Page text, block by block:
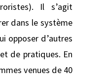
Il s’agit
dans le système
opposer d’autres
de pratiques. En
venues de 40